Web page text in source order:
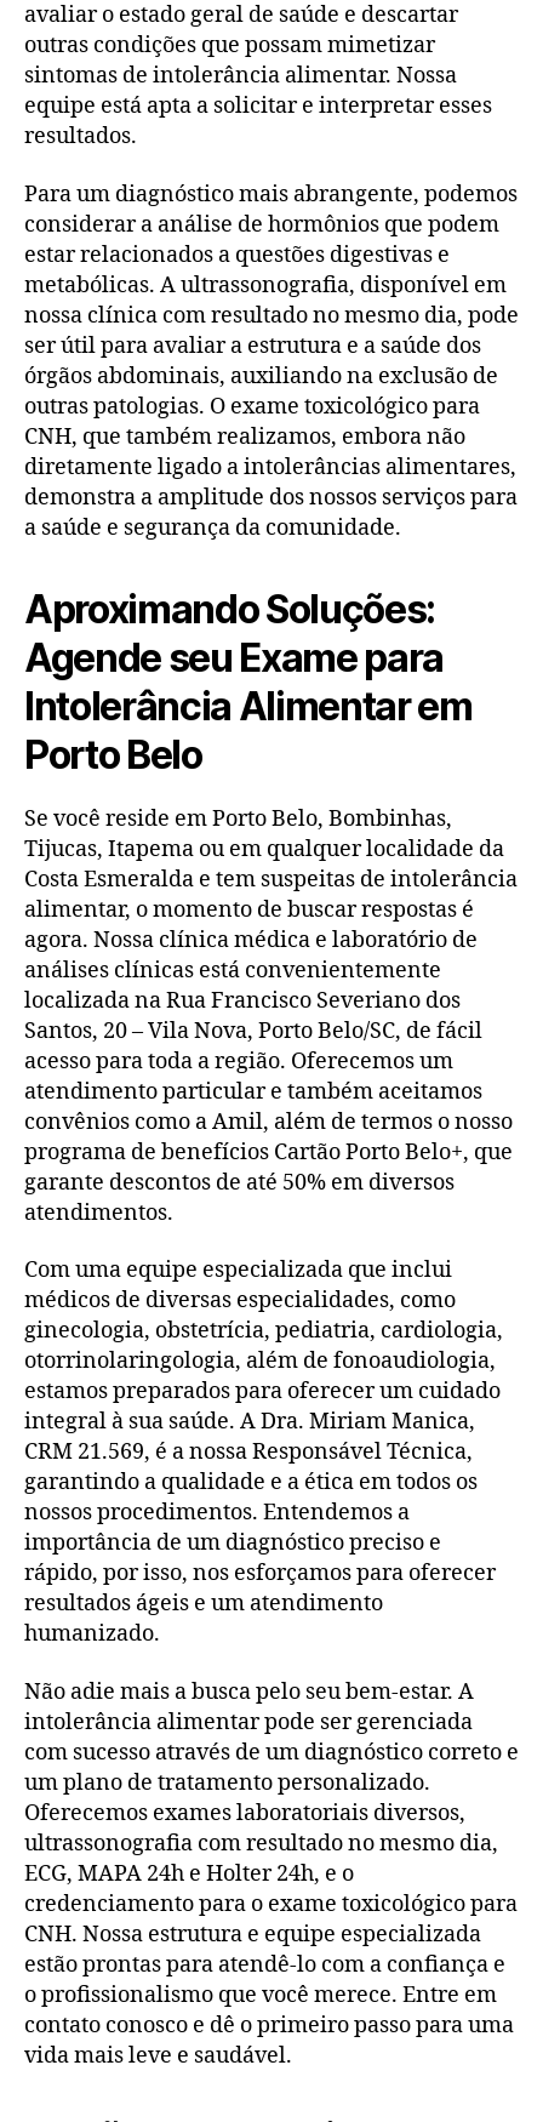
avaliar o estado geral de saúde e descartar
outras condições que possam mimetizar
sintomas de intolerância alimentar. Nossa
equipe está apta a solicitar e interpretar esses
resultados.
Para um diagnóstico mais abrangente, podemos
considerar a análise de hormônios que podem
estar relacionados a questões digestivas e
metabólicas. A ultrassonografia, disponível em
nossa clínica com resultado no mesmo dia, pode
ser útil para avaliar a estrutura e a saúde dos
órgãos abdominais, auxiliando na exclusão de
outras patologias. O exame toxicológico para
CNH, que também realizamos, embora não
diretamente ligado a intolerâncias alimentares,
demonstra a amplitude dos nossos serviços para
a saúde e segurança da comunidade.
Aproximando Soluções:
Agende seu Exame para
Intolerância Alimentar em
Porto Belo
Se você reside em Porto Belo, Bombinhas,
Tijucas, Itapema ou em qualquer localidade da
Costa Esmeralda e tem suspeitas de intolerância
alimentar, o momento de buscar respostas é
agora. Nossa clínica médica e laboratório de
análises clínicas está convenientemente
localizada na Rua Francisco Severiano dos
Santos, 20 – Vila Nova, Porto Belo/SC, de fácil
acesso para toda a região. Oferecemos um
atendimento particular e também aceitamos
convênios como a Amil, além de termos o nosso
programa de benefícios Cartão Porto Belo+, que
garante descontos de até 50% em diversos
atendimentos.
Com uma equipe especializada que inclui
médicos de diversas especialidades, como
ginecologia, obstetrícia, pediatria, cardiologia,
otorrinolaringologia, além de fonoaudiologia,
estamos preparados para oferecer um cuidado
integral à sua saúde. A Dra. Miriam Manica,
CRM 21.569, é a nossa Responsável Técnica,
garantindo a qualidade e a ética em todos os
nossos procedimentos. Entendemos a
importância de um diagnóstico preciso e
rápido, por isso, nos esforçamos para oferecer
resultados ágeis e um atendimento
humanizado.
Não adie mais a busca pelo seu bem-estar. A
intolerância alimentar pode ser gerenciada
com sucesso através de um diagnóstico correto e
um plano de tratamento personalizado.
Oferecemos exames laboratoriais diversos,
ultrassonografia com resultado no mesmo dia,
ECG, MAPA 24h e Holter 24h, e o
credenciamento para o exame toxicológico para
CNH. Nossa estrutura e equipe especializada
estão prontas para atendê-lo com a confiança e
o profissionalismo que você merece. Entre em
contato conosco e dê o primeiro passo para uma
vida mais leve e saudável.